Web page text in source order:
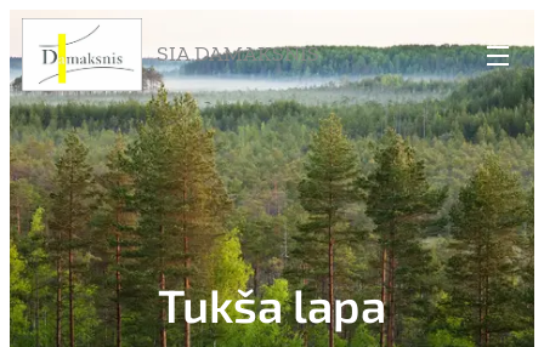
SIA DAMAKSNIS
Tukša lapa